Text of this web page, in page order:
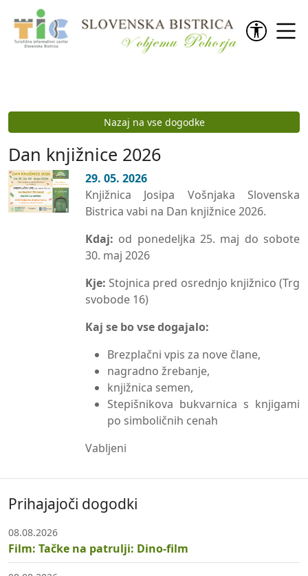
Preskoči na vsebino
Nazaj na vse dogodke
Dan knjižnice 2026
29. 05. 2026
Knjižnica Josipa Vošnjaka Slovenska
Bistrica vabi na Dan knjižnice 2026.
Kdaj: od ponedeljka 25. maj do sobote
30. maj 2026
Kje: Stojnica pred osrednjo knjižnico (Trg
svobode 16)
Kaj se bo vse dogajalo:
Brezplačni vpis za nove člane,
nagradno žrebanje,
knjižnica semen,
Stepišnikova bukvarnica s knjigami
po simboličnih cenah
Vabljeni
Prihajajoči dogodki
08.08.2026
Film: Tačke na patrulji: Dino-film